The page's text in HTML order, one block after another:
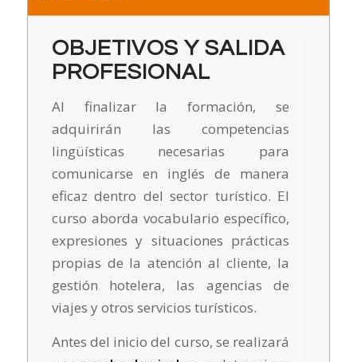
OBJETIVOS Y SALIDA
PROFESIONAL
Al finalizar la formación, se
adquirirán las competencias
lingüísticas necesarias para
comunicarse en inglés de manera
eficaz dentro del sector turístico. El
curso aborda vocabulario específico,
expresiones y situaciones prácticas
propias de la atención al cliente, la
gestión hotelera, las agencias de
viajes y otros servicios turísticos.
Antes del inicio del curso, se realizará